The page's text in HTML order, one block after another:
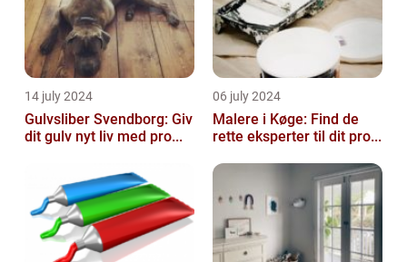
14 july 2024
Gulvsliber Svendborg: Giv
dit gulv nyt liv med pro...
06 july 2024
Malere i Køge: Find de
rette eksperter til dit pro...